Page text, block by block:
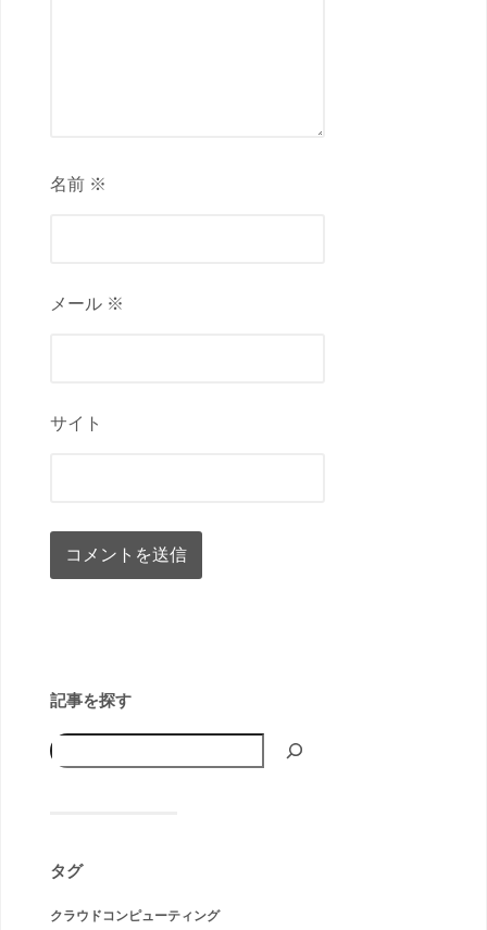
名前 ※
メール ※
サイト
記事を探す
タグ
クラウドコンピューティング